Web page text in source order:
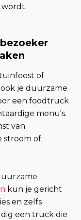
of
je duurzame
een foodtruck
menu's.
van
stroom of
kun je gericht
en zelfs
een truck die